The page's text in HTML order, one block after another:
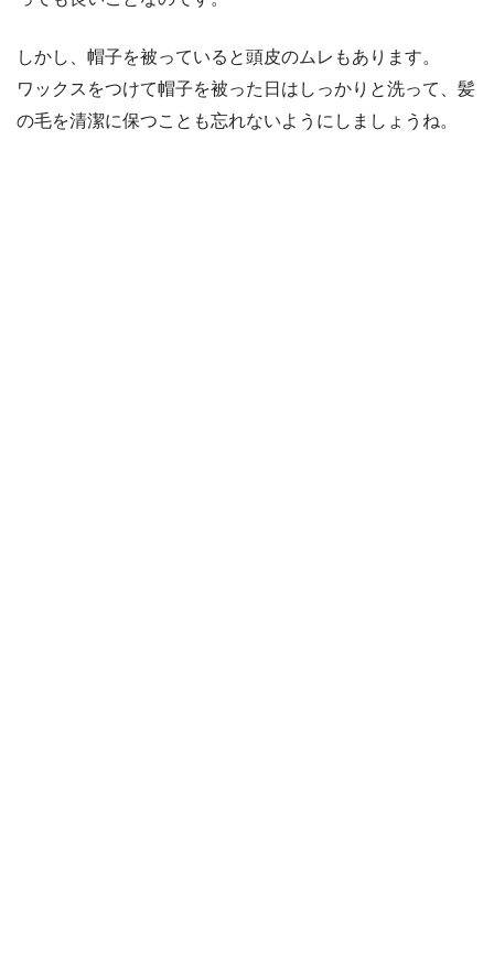
しかし、帽子を被っていると頭皮のムレもあります。
ワックスをつけて帽子を被った日はしっかりと洗って、髪
の毛を清潔に保つことも忘れないようにしましょうね。